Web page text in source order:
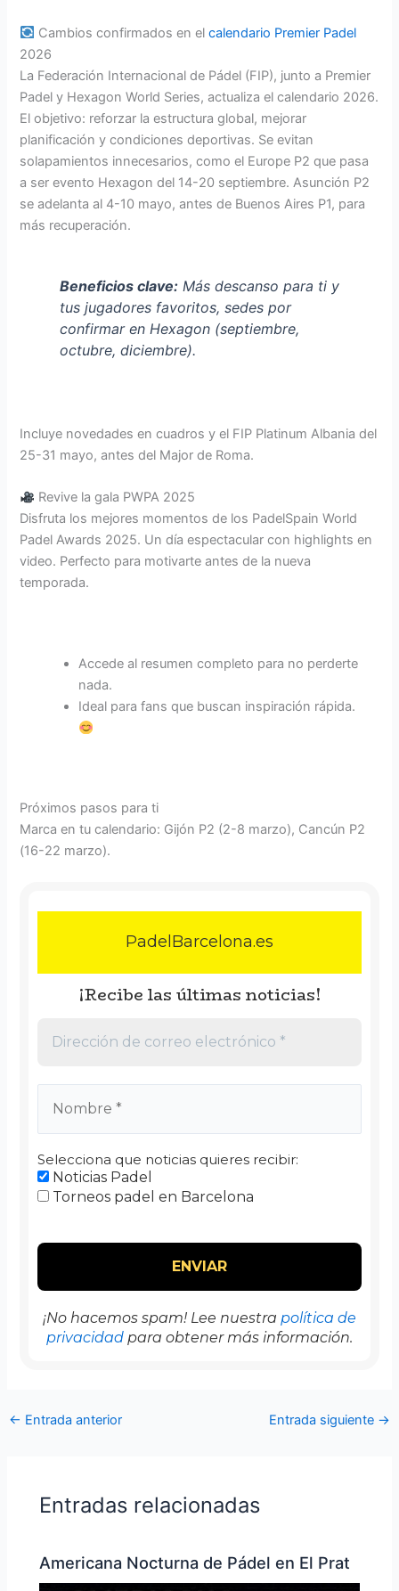
Cambios confirmados en elcalendario Premier Padel
2026
La Federación Internacional de Pádel (FIP), junto a Premier
Padel y Hexagon World Series, actualiza el calendario 2026.
El objetivo: reforzar la estructura global, mejorar
planificación y condiciones deportivas. Se evitan
solapamientos innecesarios, como el Europe P2 que pasa
a ser evento Hexagon del 14-20 septiembre. Asunción P2
se adelanta al 4-10 mayo, antes de Buenos Aires P1, para
más recuperación.
Beneficios clave:Más descanso para ti y
tus jugadores favoritos, sedes por
confirmar en Hexagon (septiembre,
octubre, diciembre).
Incluye novedades en cuadros y el FIP Platinum Albania del
25-31 mayo, antes del Major de Roma.
Revive la gala PWPA 2025
Disfruta los mejores momentos de los PadelSpain World
Padel Awards 2025. Un día espectacular con highlights en
video. Perfecto para motivarte antes de la nueva
temporada.
Accede al resumen completo para no perderte
nada.
Ideal para fans que buscan inspiración rápida.
Próximos pasos para ti
Marca en tu calendario: Gijón P2 (2-8 marzo), Cancún P2
(16-22 marzo).
PadelBarcelona.es
¡Recibe las últimas noticias!
Selecciona que noticias quieres recibir:
Noticias Padel
Torneos padel en Barcelona
¡No hacemos spam! Lee nuestra política de
privacidad para obtener más información.
← Entrada anterior Entrada siguiente →
Entradas relacionadas
Americana Nocturna de Pádel en El Prat